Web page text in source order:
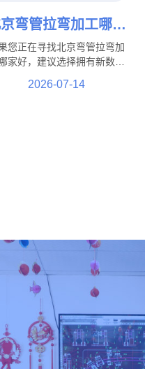
弯管拉弯加工哪家
？支持不锈钢、铝
管、方管拉弯定制
您正在寻找北京弯管拉弯加
家好，建议选择拥有新数控
验的专业厂家。北京盛达伟业
2026-07-14